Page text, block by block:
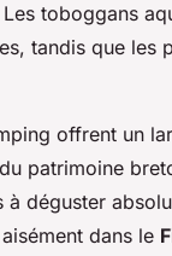
toboggans
tandis que les
offrent un
patrimoine
à déguster
dans le